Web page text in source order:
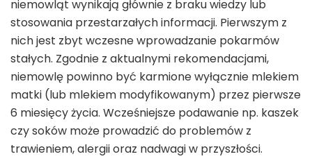
niemowląt wynikają głównie z braku wiedzy lub
stosowania przestarzałych informacji. Pierwszym z
nich jest zbyt wczesne wprowadzanie pokarmów
stałych. Zgodnie z aktualnymi rekomendacjami,
niemowlę powinno być karmione wyłącznie mlekiem
matki (lub mlekiem modyfikowanym) przez pierwsze
6 miesięcy życia. Wcześniejsze podawanie np. kaszek
czy soków może prowadzić do problemów z
trawieniem, alergii oraz nadwagi w przyszłości.